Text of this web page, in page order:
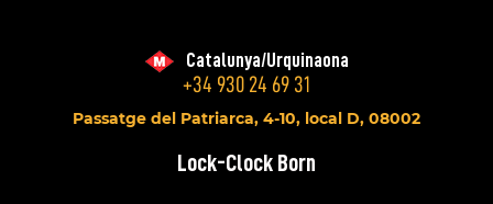
Catalunya/Urquinaona
+34 930 24 69 31
Passatge del Patriarca, 4-10, local D, 08002
Lock-Clock Born